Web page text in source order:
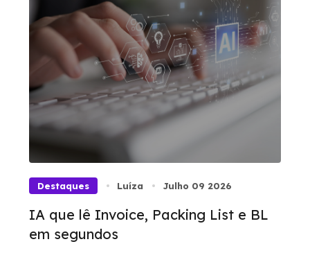
Destaques Luíza Julho 09 2026
IA que lê Invoice, Packing List e BL
em segundos